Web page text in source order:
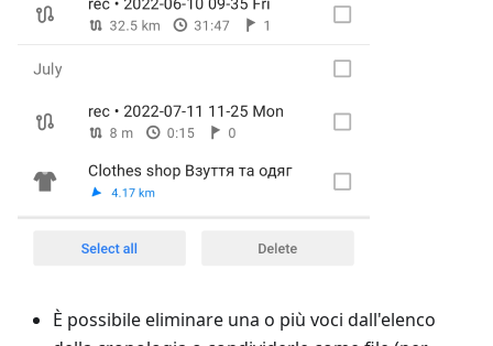
È possibile eliminare una o più voci dall'elenco